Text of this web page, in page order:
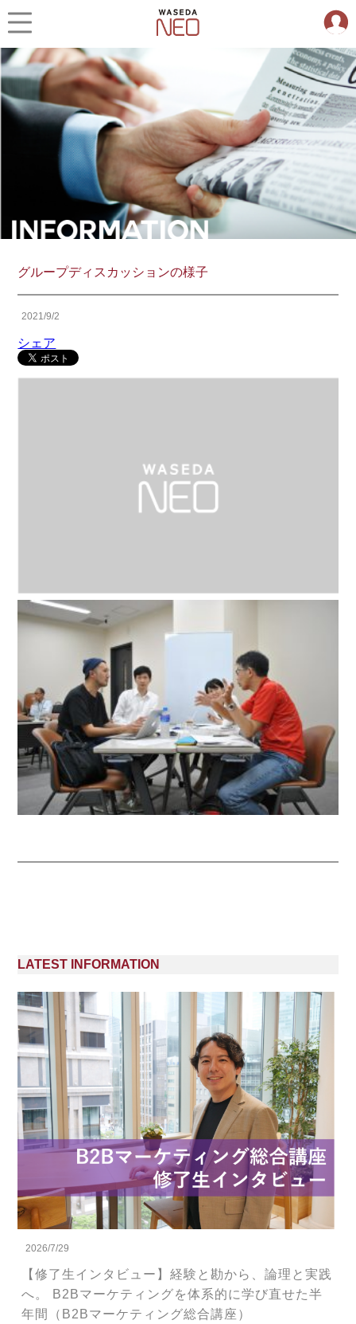
グループディスカッションの様子
2021/9/2
シェア
LATEST INFORMATION
2026/7/29
【修了生インタビュー】経験と勘から、論理と実践
へ。 B2Bマーケティングを体系的に学び直せた半
年間（B2Bマーケティング総合講座）